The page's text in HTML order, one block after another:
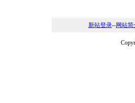
新站登录--网站简